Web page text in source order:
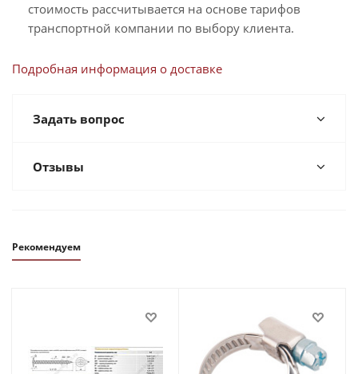
стоимость рассчитывается на основе тарифов
транспортной компании по выбору клиента.
Подробная информация о доставке
Задать вопрос
Отзывы
Рекомендуем